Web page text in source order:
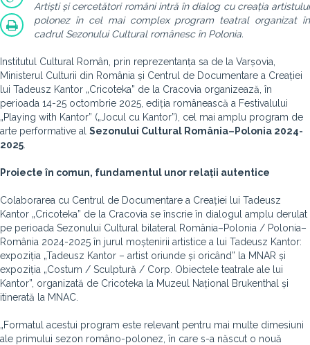
Artiști și cercetători români intră în dialog cu creația artistului
polonez în cel mai complex program teatral organizat în
cadrul Sezonului Cultural românesc în Polonia.
Institutul Cultural Român, prin reprezentanța sa de la Varșovia,
Ministerul Culturii din România și Centrul de Documentare a Creației
lui Tadeusz Kantor „Cricoteka” de la Cracovia organizează, în
perioada 14-25 octombrie 2025, ediția românească a Festivalului
„Playing with Kantor” („Jocul cu Kantor”), cel mai amplu program de
arte performative al Sezonului Cultural România–Polonia 2024-
2025
Proiecte în comun, fundamentul unor relații autentice
Colaborarea cu Centrul de Documentare a Creației lui Tadeusz
Kantor „Cricoteka” de la Cracovia se înscrie în dialogul amplu derulat
pe perioada Sezonului Cultural bilateral România–Polonia / Polonia–
România 2024-2025 în jurul moștenirii artistice a lui Tadeusz Kantor:
expoziția „Tadeusz Kantor – artist oriunde și oricând” la MNAR și
expoziția „Costum / Sculptură / Corp. Obiectele teatrale ale lui
Kantor”, organizată de Cricoteka la Muzeul Național Brukenthal și
itinerată la MNAC.
„Formatul acestui program este relevant pentru mai multe dimesiuni
ale primului sezon româno-polonez, în care s-a născut o nouă